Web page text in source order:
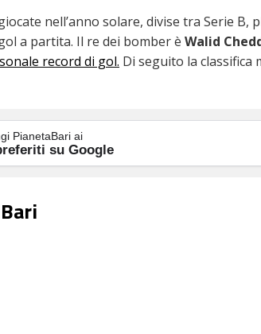
nell’anno solare, divise tra Serie B,
a partita. Il re dei bomber è Walid
record di gol. Di seguito la classifica
PianetaBari ai
su Google